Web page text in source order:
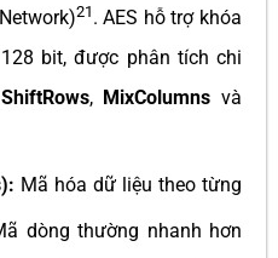
21 . AES hỗ trợ khóa
bit, được phân tích chi
ShiftRows, MixColumns và
Mã hóa dữ liệu theo từng
dòng thường nhanh hơn